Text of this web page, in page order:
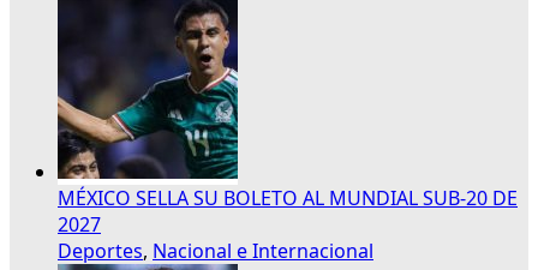
MÉXICO SELLA SU BOLETO AL MUNDIAL SUB-20 DE
2027
Deportes, Nacional e Internacional